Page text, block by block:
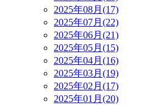
2025年08月(17)
2025年07月(22)
2025年06月(21)
2025年05月(15)
2025年04月(16)
2025年03月(19)
2025年02月(17)
2025年01月(20)